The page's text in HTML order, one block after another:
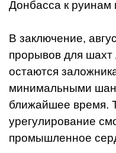
Донбасса к руинам
В заключение,
прорывов для
остаются
минимальными
ближайшее время.
урегулирование
промышленное